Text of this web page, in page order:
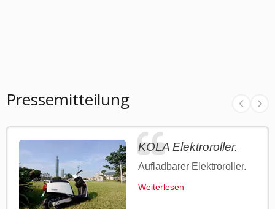
Pressemitteilung
KOLA Elektroroller.
Aufladbarer Elektroroller.
Weiterlesen